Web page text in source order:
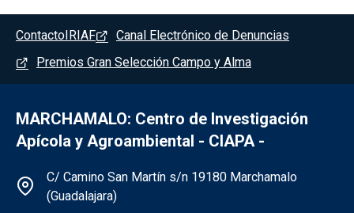
Pie de página - Marchamalo
Contacto IRIAF
Canal Electrónico de Denuncias
Premios Gran Selección Campo y Alma
MARCHAMALO: Centro de Investigación
Apícola y Agroambiental - CIAPA -
Información de la institución -
C/ Camino San Martín s/n 19180 Marchamalo
(Guadalajara)